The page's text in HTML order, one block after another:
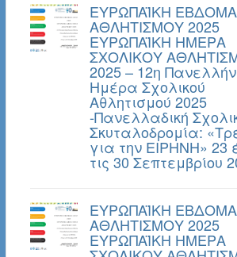
ΕΥΡΩΠΑΪΚΗ
ΑΘΛΗΤΙΣΜΟΥ 2025
ΕΥΡΩΠΑΪΚΗ ΗΜΕΡΑ
ΣΧΟΛΙΚΟΥ
2025 – 12η
Ημέρα Σχολικού
Αθλητισμού 2025
-Πανελλαδική
Σκυταλοδρομία:
για την ΕΙΡΗΝΗ» 23
τις 30 Σεπτεμβρίου
ΕΥΡΩΠΑΪΚΗ
ΑΘΛΗΤΙΣΜΟΥ 2025
ΕΥΡΩΠΑΪΚΗ ΗΜΕΡΑ